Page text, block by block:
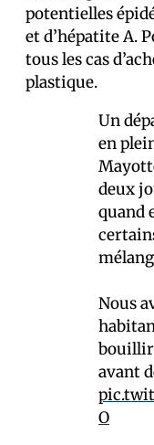
potentielles
et d’hépatite A.
tous les cas
plastique.
Un
en
deux
quand
Nous
bouillir
avant
O